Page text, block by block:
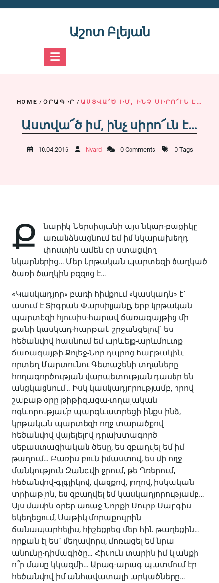
Աշոտ Բլեյան
HOME /ՕՐԱԳԻՐ / ԱՍՏՎԱ՜Ծ ԻՄ, ԻՆՉ ՍԻՐՈ՜ՒՆ Է…
Աստվա՜ծ իմ, ինչ սիրո՜ւն է…
10.04.2016 Nvard 0 Comments 0 Tags
Ք
նարիկ Ներսիսյանի այս նկար-բացիկը
առանձնացնում եմ իմ նկարախեղդ
փոստին ամեն օր ստացվող
նկարներից… Մեր կրթական պարտեզի ծաղկած
ծառի ծաղկին բզզոց է…
«Կասկադյոր» բառի հիմքում «կասկադն» է`
ասում է Տիգրան Փարսիլյանը, երբ կրթական
պարտեզի հյուսիս-հարավ ճառագայթից մի
քանի կասկադ-հարթակ շրջանցելով` ես
հեծանվով հասնում եմ արևելք-արևմուտք
ճառագայթի Քոլեջ-Նոր դպրոց հարթակին,
որտեղ Մարտունու Գետաշենի տղաները
հողագործության վարպետության դասեր են
անցկացնում… Իսկ կասկադյորությամբ, որով
շաբաթ օրը թիթիզացա-տղայական
ոգևորությամբ պարգևատրեցի ինքս ինձ,
կրթական պարտեզի ողջ տարածքով
հեծանվով վայելելով դրախտագործ
սեբաստացիական ծեսը, ես զբաղվել եմ իմ
թաղում… Բառիս բուն իմաստով, ես մի ողջ
մանկություն Զանգվի ջրում, թե Ղռերում,
հեծանվով-գլգլիկով, վազքով, լողով, իսկական
տրիաթլոն, ես զբաղվել եմ կասկադյորությամբ…
Այս մասին օրեր առաջ Նորքի Սուրբ Սարգիս
եկեղեցում, Սաթիկ մորաքույրին
ճանապարհելիս, հիշեցրեց մեր հին թաղեցին…
որքան էլ ես` մեղավորս, մոռացել եմ նրա
անունը-դիմագիծը… Հիսուն տարին իմ կյանքի
ո՞ր մասը կկազմի… Արագ-արագ պատմում էր
հեծանվով իմ անհավատալի արկածները…